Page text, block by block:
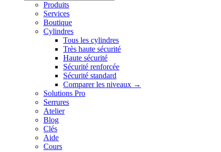
Produits
Services
Boutique
Cylindres
Tous les cylindres
Très haute sécurité
Haute sécurité
Sécurité renforcée
Sécurité standard
Comparer les niveaux →
Solutions Pro
Serrures
Atelier
Blog
Clés
Aide
Cours